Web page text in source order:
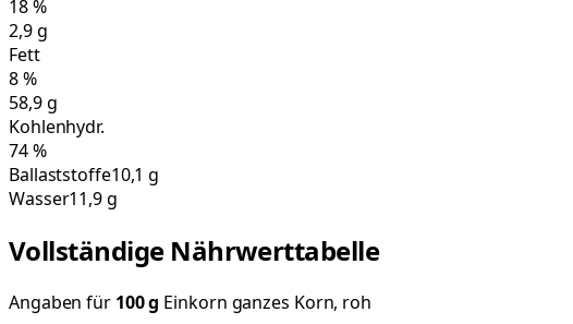
18%
2,9g
Fett
8%
58,9g
Kohlenhydr.
74%
Ballaststoffe10,1 g
Wasser11,9 g
Vollständige Nährwerttabelle
Angaben für 100g Einkorn ganzes Korn, roh